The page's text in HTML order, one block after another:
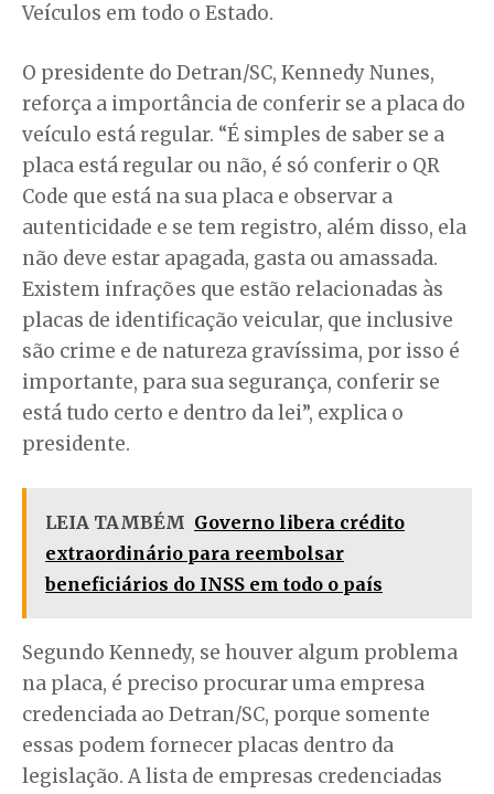
Veículos em todo o Estado.
O presidente do Detran/SC, Kennedy Nunes,
reforça a importância de conferir se a placa do
veículo está regular. “É simples de saber se a
placa está regular ou não, é só conferir o QR
Code que está na sua placa e observar a
autenticidade e se tem registro, além disso, ela
não deve estar apagada, gasta ou amassada.
Existem infrações que estão relacionadas às
placas de identificação veicular, que inclusive
são crime e de natureza gravíssima, por isso é
importante, para sua segurança, conferir se
está tudo certo e dentro da lei”, explica o
presidente.
LEIA TAMBÉM Governo libera crédito
extraordinário para reembolsar
beneficiários do INSS em todo o país
Segundo Kennedy, se houver algum problema
na placa, é preciso procurar uma empresa
credenciada ao Detran/SC, porque somente
essas podem fornecer placas dentro da
legislação. A lista de empresas credenciadas